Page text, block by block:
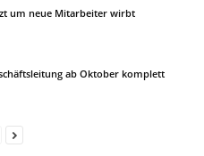
um neue Mitarbeiter wirbt
ab Oktober komplett